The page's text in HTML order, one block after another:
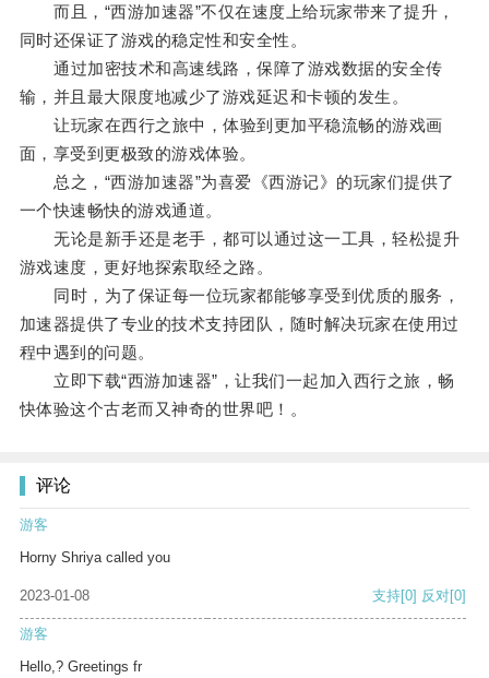
而且，“西游加速器”不仅在速度上给玩家带来了提升，
同时还保证了游戏的稳定性和安全性。
通过加密技术和高速线路，保障了游戏数据的安全传
输，并且最大限度地减少了游戏延迟和卡顿的发生。
让玩家在西行之旅中，体验到更加平稳流畅的游戏画
面，享受到更极致的游戏体验。
总之，“西游加速器”为喜爱《西游记》的玩家们提供了
一个快速畅快的游戏通道。
无论是新手还是老手，都可以通过这一工具，轻松提升
游戏速度，更好地探索取经之路。
同时，为了保证每一位玩家都能够享受到优质的服务，
加速器提供了专业的技术支持团队，随时解决玩家在使用过
程中遇到的问题。
立即下载“西游加速器”，让我们一起加入西行之旅，畅
快体验这个古老而又神奇的世界吧！。
评论
游客
Horny Shriya called you
2023-01-08 支持[0] 反对[0]
游客
Hello,? Greetings fr